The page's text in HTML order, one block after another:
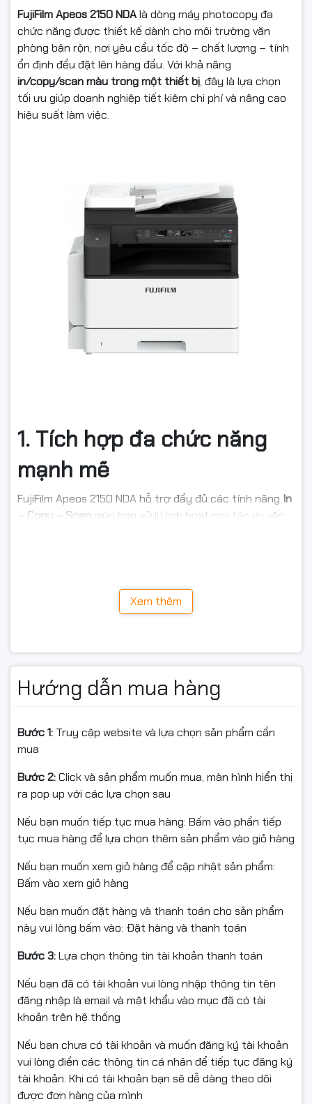
FujiFilm Apeos 2150 NDAlà dòng máy photocopy đa
chức năng được thiết kế dành cho môi trường văn
phòng bận rộn, nơi yêu cầu tốc độ – chất lượng – tính
ổn định đều đặt lên hàng đầu. Với khả năng
in/copy/scan màu trong một thiết bị, đây là lựa chọn
tối ưu giúp doanh nghiệp tiết kiệm chi phí và nâng cao
hiệu suất làm việc.
1. Tích hợp đa chức năng
mạnh mẽ
FujiFilm Apeos 2150 NDA hỗ trợ đầy đủ các tính năng In
– Copy – Scan giúp bạn xử lý linh hoạt mọi tác vụ văn
lên đến 38 trang/phút (màu)
Chế độsao chụp thẻ ID (ID Copy)tự động canh chỉnh,
cho ra bản sao sắc nét và gọn gàng.
2. Linh hoạt trong xử lý khổ
giấy
Xem thêm
Hướng dẫn mua hàng
Bước 1: Truy cập website và lựa chọn sản phẩm cần
mua
Bước 2:Click và sản phẩm muốn mua, màn hình hiển thị
ra pop up với các lựa chọn sau
Nếu bạn muốn tiếp tục mua hàng: Bấm vào phần tiếp
tục mua hàng để lựa chọn thêm sản phẩm vào giỏ hàng
Nếu bạn muốn xem giỏ hàng để cập nhật sản phẩm:
Bấm vào xem giỏ hàng
Nếu bạn muốn đặt hàng và thanh toán cho sản phẩm
này vui lòng bấm vào: Đặt hàng và thanh toán
Bước 3:Lựa chọn thông tin tài khoản thanh toán
Nếu bạn đã có tài khoản vui lòng nhập thông tin tên
đăng nhập là email và mật khẩu vào mục đã có tài
khoản trên hệ thống
Nếu bạn chưa có tài khoản và muốn đăng ký tài khoản
vui lòng điền các thông tin cá nhân để tiếp tục đăng ký
tài khoản. Khi có tài khoản bạn sẽ dễ dàng theo dõi
được đơn hàng của mình